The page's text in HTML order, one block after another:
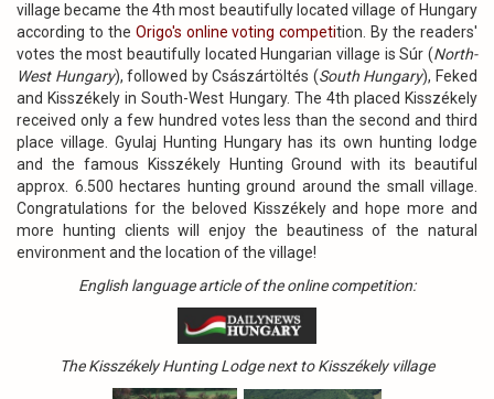
village became the 4th most beautifully located village of Hungary
according to the Origo's online voting competition. By the readers'
votes the most beautifully located Hungarian village is Súr (North-
West Hungary), followed by Császártöltés (South Hungary), Feked
and Kisszékely in South-West Hungary. The 4th placed Kisszékely
received only a few hundred votes less than the second and third
place village. Gyulaj Hunting Hungary has its own hunting lodge
and the famous Kisszékely Hunting Ground with its beautiful
approx. 6.500 hectares hunting ground around the small village.
Congratulations for the beloved Kisszékely and hope more and
more hunting clients will enjoy the beautiness of the natural
environment and the location of the village!
English language article of the online competition:
The Kisszékely Hunting Lodge next to Kisszékely village